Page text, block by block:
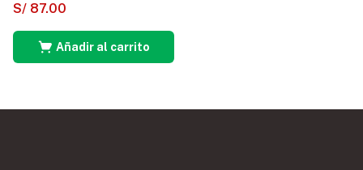
S/ 87.00
Añadir al carrito